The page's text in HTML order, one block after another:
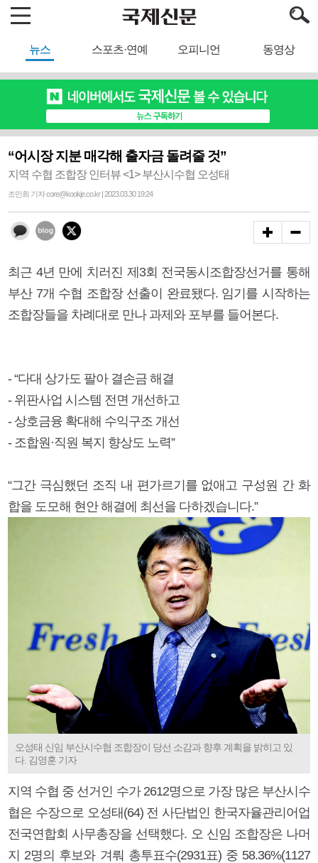
뉴스 스포츠·연예 오피니언 동영상
“어시장 지분 매각해 출자금 돌려줄 것”
지역 수협 조합장 인터뷰 <1> 부산시수협 오성태
조민희 기자 core@kookje.co.kr | 2023.03.30 19:24
최근 4년 만에 치러진 제3회 전국동시조합장선거를 통해
부산 7개 수협 조합장 선출이 완료됐다. 임기를 시작하는
조합장들을 차례대로 만나 과제와 포부를 들어본다.
- “다대 상가도 팔아 결손금 해결
- 위판사업 시스템 전면 개선하고
- 상호금융 확대해 수익구조 개선
- 조합원·직원 복지 향상도 노력”
“그간 극심했던 조직 내 편가르기를 없애고 구성원 간 화
합을 도모해 현안 해결에 최선을 다하겠습니다.”
오성태 신임 부산시수협 조합장이 당선 소감과 향후 계획을 밝히고 있
다. 김영훈 기자
지역 수협 중 선거인 수가 2612명으로 가장 많은 부산시수
협은 수장으로 오성태(64) 전 사단법인 한국자율관리어업
전국연합회 사무총장을 선택했다. 오 신임 조합장은 나머
지 2명의 후보와 겨뤄 총투표수(2931표) 중 58.36%(1127